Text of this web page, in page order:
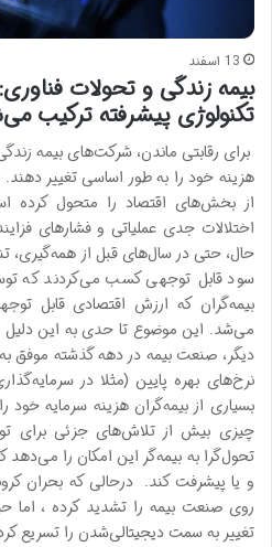
13 اسفند
بیمه زندگی و تحولات
تکنولوژی پیشرفته ترکیب
برای رقابتی ماندن، شرکت‌های بیمه
هزینه خود را به طور اساسی تغییر
از بخش‌های اقتصاد را متحول کرده
اختلالات جدی عملیاتی و فشارهای
حال، حتی در سال‌های قبل از همه‌گیری،
سود قابل‌ توجهی کسب می‌کردند که
بیمه‌گران که ارزش اقتصادی قابل
می‌شد. این موضوع تا حدی به این دلیل
دیگر، صنعت بیمه در دهه گذشته موفق
نرخ‌های بهره پایین (مثلا در
بسیاری از بیمه‌گران هزینه سرمایه خود
چیزی بیش از تلاش‌های جزئی برای
تحول‌گرا به بیمه‌گر این امکان را می‌دهد
و یا پیشرفت کند. درحالی که بحران
روی صنعت بیمه را تشدید کرده ، اما
تغییر به سمت دیجیتالی‌شدن را تسریع